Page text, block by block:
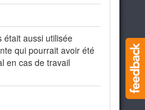
était aussi utilisée
qui pourrait avoir été
en cas de travail